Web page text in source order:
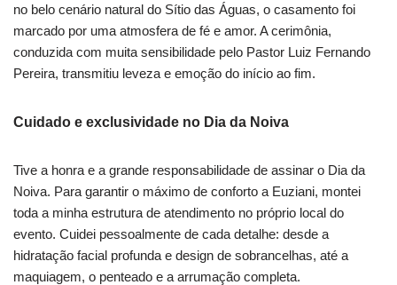
no belo cenário natural do Sítio das Águas, o casamento foi
marcado por uma atmosfera de fé e amor. A cerimônia,
conduzida com muita sensibilidade pelo Pastor Luiz Fernando
Pereira, transmitiu leveza e emoção do início ao fim.
Cuidado e exclusividade no Dia da Noiva
Tive a honra e a grande responsabilidade de assinar o Dia da
Noiva. Para garantir o máximo de conforto a Euziani, montei
toda a minha estrutura de atendimento no próprio local do
evento. Cuidei pessoalmente de cada detalhe: desde a
hidratação facial profunda e design de sobrancelhas, até a
maquiagem, o penteado e a arrumação completa.